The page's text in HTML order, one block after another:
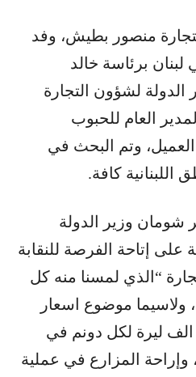
منصور بطيش، وفد
برئاسة خالد
لشؤون التجارة
العام للحبوب
وتم البحث في
كافة.
شومان وزير الدولة
على إتاحة الفرصة للنقابة
“الذي لمسنا منه كل
ولاسيما موضوع اسعار
تسلم القمح وتحديد 75 الف ليرة لكل دونم في
وإراحة المزارع في عملية